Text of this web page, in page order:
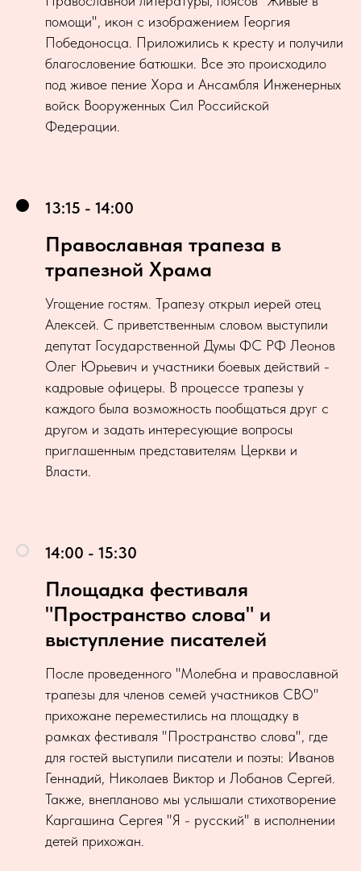
помощи", икон с изображением Георгия
Победоносца. Приложились к кресту и получили
благословение батюшки. Все это происходило
под живое пение Хора и Ансамбля Инженерных
войск Вооруженных Сил Российской
Федерации.
13:15 - 14:00
Православная трапеза в
трапезной Храма
Угощение гостям. Трапезу открыл иерей отец
Алексей. С приветственным словом выступили
депутат Государственной Думы ФС РФ Леонов
Олег Юрьевич и участники боевых действий -
кадровые офицеры. В процессе трапезы у
каждого была возможность пообщаться друг с
другом и задать интересующие вопросы
приглашенным представителям Церкви и
Власти.
14:00 - 15:30
Площадка фестиваля
"Пространство слова" и
выступление писателей
После проведенного "Молебна и православной
трапезы для членов семей участников СВО"
прихожане переместились на площадку в
рамках фестиваля "Пространство слова", где
для гостей выступили писатели и поэты: Иванов
Геннадий, Николаев Виктор и Лобанов Сергей.
Также, внепланово мы услышали стихотворение
Каргашина Сергея "Я - русский" в исполнении
детей прихожан.